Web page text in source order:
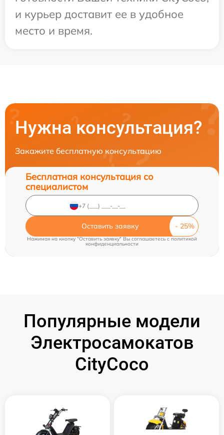
и курьер доставит ее в удобное
место и время.
Нужна консультация?
Закажите бесплатную консультацию
Бесплатная консультация со
специалистом
Оставить заявку
Нажимая на кнопку "Оставить заявку" Вы соглашаетесь cполитикой
конфиденциальности
Популярные модели
Электросамокатов
CityCoco